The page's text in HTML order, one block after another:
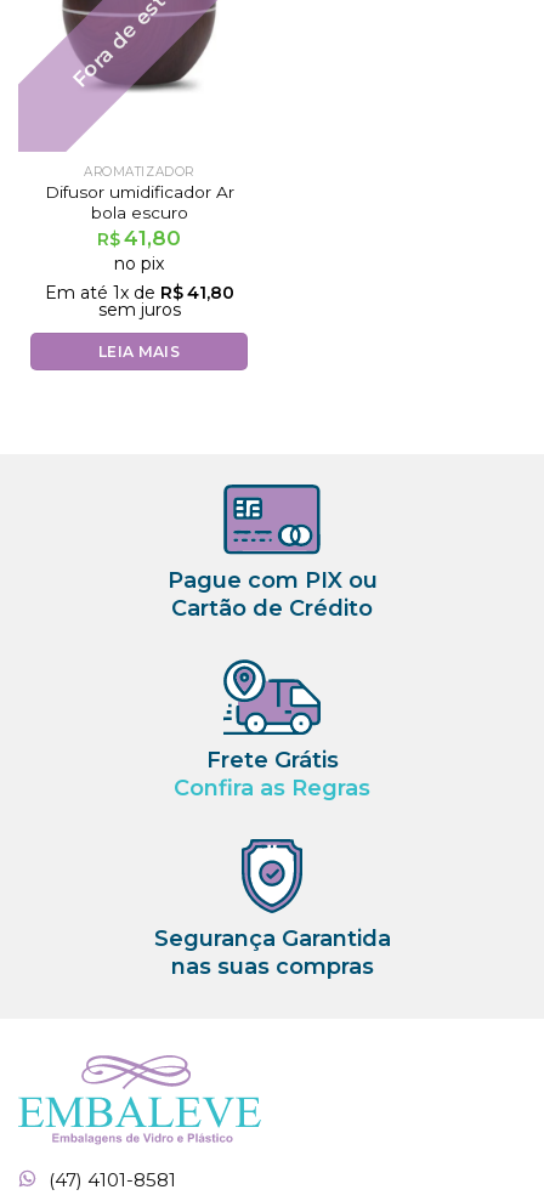
AROMATIZADOR
Difusor umidificador Ar
bola escuro
R$41,80
no pix
Em até 1x de R$41,80
sem juros
LEIA MAIS
Pague com PIX ou
Cartão de Crédito
Frete Grátis
Confira as Regras
Segurança Garantida
nas suas compras
(47) 4101-8581